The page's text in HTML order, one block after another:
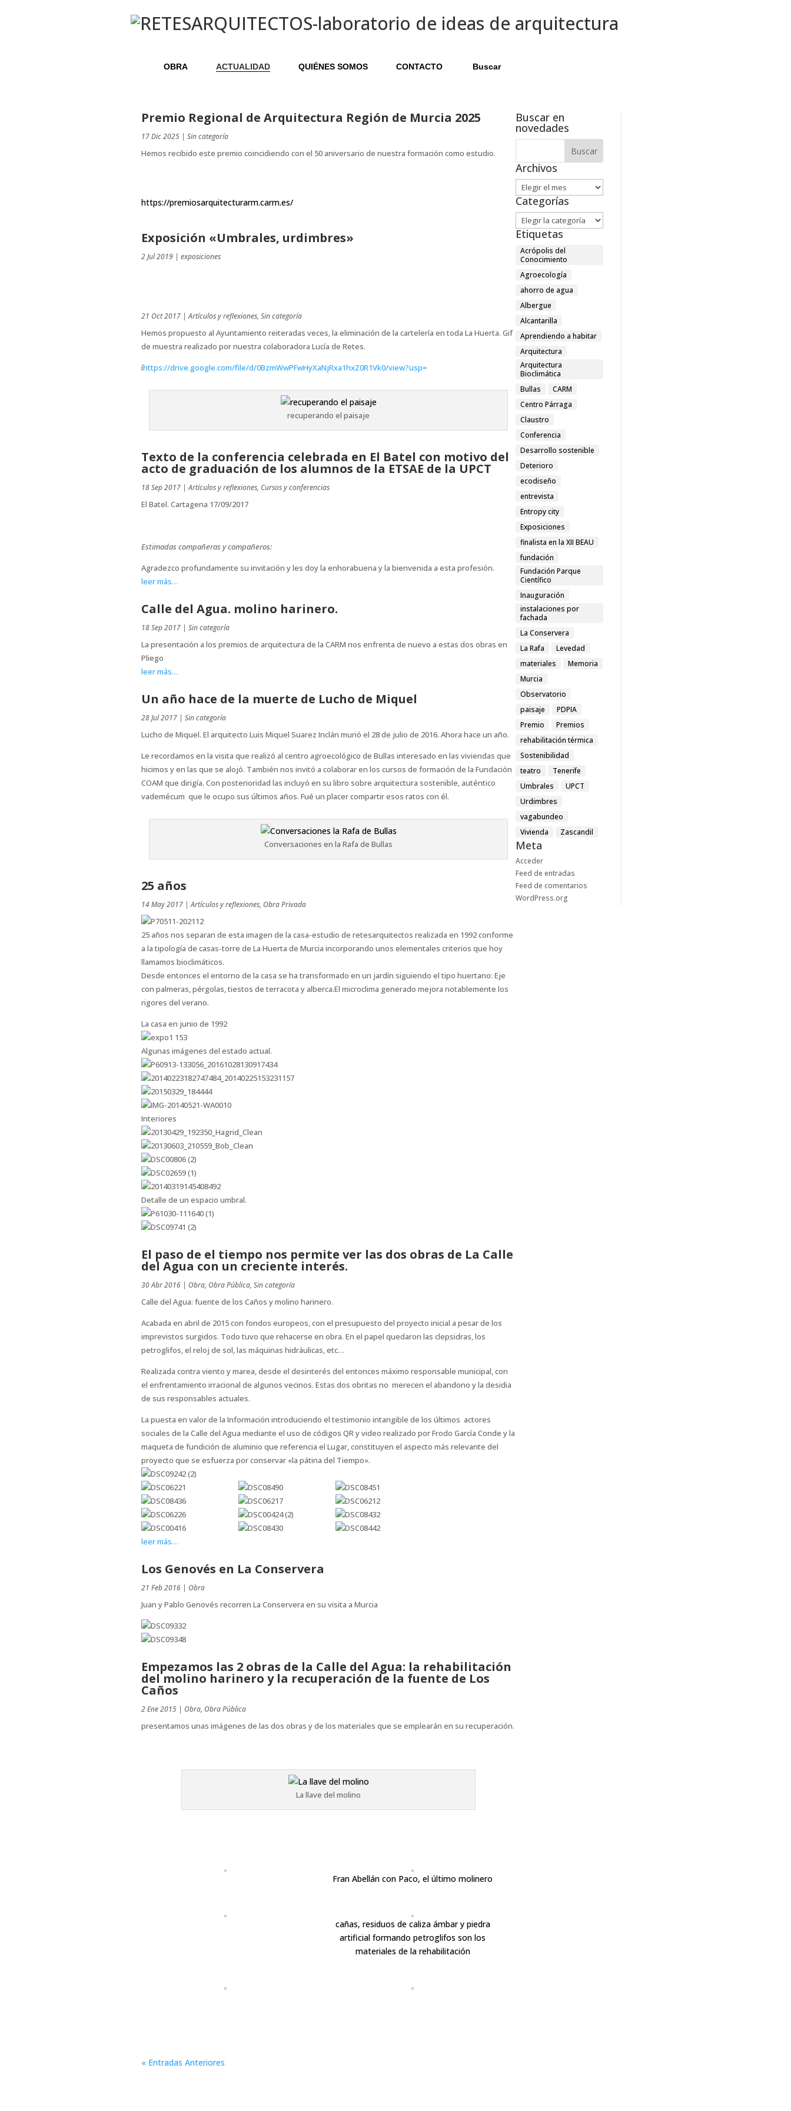
OBRA ACTUALIDAD QUIÉNES SOMOS CONTACTO Buscar
Premio Regional de Arquitectura Región de Murcia 2025
17 Dic 2025 | Sin categoría
Hemos recibido este premio coincidiendo con el 50 aniversario de nuestra formación como estudio.
https://premiosarquitecturarm.carm.es/
Exposición «Umbrales, urdimbres»
2 Jul 2019 | exposiciones
21 Oct 2017 |Artículos y reflexiones, Sin categoría
Hemos propuesto al Ayuntamiento reiteradas veces, la eliminación de la cartelería en toda La Huerta. Gif
de muestra realizado por nuestra colaboradora Lucía de Retes.
íhttps://drive.google.com/file/d/0BzmWwPFwHyXaNjRxa1hxZ0R1Vk0/view?usp=
recuperando el paisaje
Texto de la conferencia celebrada en El Batel con motivo del
acto de graduación de los alumnos de la ETSAE de la UPCT
18 Sep 2017 |Artículos y reflexiones, Cursos y conferencias
El Batel. Cartagena 17/09/2017
Estimadas compañeras y compañeros:
Agradezco profundamente su invitación y les doy la enhorabuena y la bienvenida a esta profesión.
leer más…
Calle del Agua. molino harinero.
18 Sep 2017 | Sin categoría
La presentación a los premios de arquitectura de la CARM nos enfrenta de nuevo a estas dos obras en
Pliego
leer más…
Un año hace de la muerte de Lucho de Miquel
28 Jul 2017 | Sin categoría
Lucho de Miquel. El arquitecto Luis Miquel Suarez Inclán murió el 28 de julio de 2016. Ahora hace un año.
Le recordamos en la visita que realizó al centro agroecológico de Bullas interesado en las viviendas que
hicimos y en las que se alojó. También nos invitó a colaborar en los cursos de formación de la Fundación
COAM que dirigía. Con posterioridad las incluyó en su libro sobre arquitectura sostenible, auténtico
vademécum que le ocupo sus últimos años. Fué un placer compartir esos ratos con él.
Conversaciones en la Rafa de Bullas
25 años
14 May 2017 |Artículos y reflexiones, Obra Privada
25 años nos separan de esta imagen de la casa-estudio de retesarquitectos realizada en 1992 conforme
a la tipología de casas-torre de La Huerta de Murcia incorporando unos elementales criterios que hoy
llamamos bioclimáticos.
Desde entonces el entorno de la casa se ha transformado en un jardín siguiendo el tipo huertano: Eje
con palmeras, pérgolas, tiestos de terracota y alberca.El microclima generado mejora notablemente los
rigores del verano.
La casa en junio de 1992
Algunas imágenes del estado actual.
Interiores
Detalle de un espacio umbral.
El paso de el tiempo nos permite ver las dos obras de La Calle
del Agua con un creciente interés.
30 Abr 2016 | Obra, Obra Pública, Sin categoría
Calle del Agua: fuente de los Caños y molino harinero.
Acabada en abril de 2015 con fondos europeos, con el presupuesto del proyecto inicial a pesar de los
imprevistos surgidos. Todo tuvo que rehacerse en obra. En el papel quedaron las clepsidras, los
petroglifos, el reloj de sol, las máquinas hidráulicas, etc…
Realizada contra viento y marea, desde el desinterés del entonces máximo responsable municipal, con
el enfrentamiento irracional de algunos vecinos. Estas dos obritas no merecen el abandono y la desidia
de sus responsables actuales.
La puesta en valor de la Información introduciendo el testimonio intangible de los últimos actores
sociales de la Calle del Agua mediante el uso de códigos QR y video realizado por Frodo García Conde y la
maqueta de fundición de aluminio que referencia el Lugar, constituyen el aspecto más relevante del
proyecto que se esfuerza por conservar «la pátina del Tiempo».
leer más…
Los Genovés en La Conservera
21 Feb 2016 | Obra
Juan y Pablo Genovés recorren La Conservera en su visita a Murcia
Empezamos las 2 obras de la Calle del Agua: la rehabilitación
del molino harinero y la recuperación de la fuente de Los
Caños
2 Ene 2015 | Obra, Obra Pública
presentamos unas imágenes de las dos obras y de los materiales que se emplearán en su recuperación.
La llave del molino
Fran Abellán con Paco, el último molinero
cañas, residuos de caliza ámbar y piedra
artificial formando petroglifos son los
materiales de la rehabilitación
« Entradas Anteriores
Buscar en
novedades
Archivos
Archivos
Categorías
Categorías
Etiquetas
Acrópolis del
Conocimiento
Agroecología
ahorro de agua
Albergue
Alcantarilla
Aprendiendo a habitar
Arquitectura
Arquitectura
Bioclimática
Bullas
CARM
Centro Párraga
Claustro
Conferencia
Desarrollo sostenible
Deterioro
ecodiseño
entrevista
Entropy city
Exposiciones
finalista en la XII BEAU
fundación
Fundación Parque
Científico
Inauguración
instalaciones por
fachada
La Conservera
La Rafa
Levedad
materiales
Memoria
Murcia
Observatorio
paisaje
PDPIA
Premio
Premios
rehabilitación térmica
Sostenibilidad
teatro
Tenerife
Umbrales
UPCT
Urdimbres
vagabundeo
Vivienda
Zascandil
Meta
Acceder
Feed de entradas
Feed de comentarios
WordPress.org